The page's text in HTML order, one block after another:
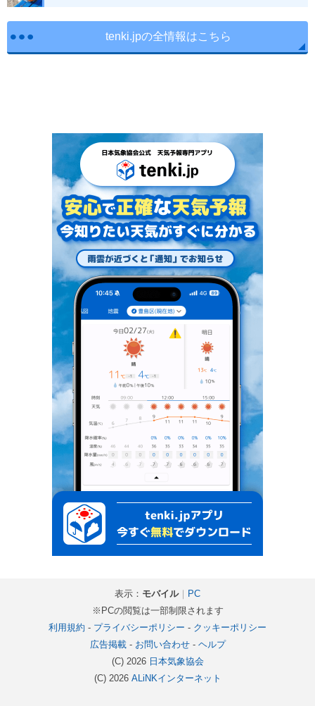
tenki.jpの全情報はこちら
表示： モバイル｜ PC
※PCの閲覧は一部制限されます
利用規約 - プライバシーポリシー - クッキーポリシー
広告掲載- お問い合わせ- ヘルプ
(C) 2026 日本気象協会
(C) 2026 ALiNKインターネット